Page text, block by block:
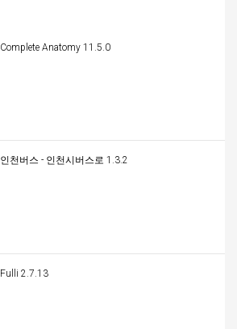
Complete Anatomy 11.5.0
인천버스 - 인천시버스로 1.3.2
Fulli 2.7.13